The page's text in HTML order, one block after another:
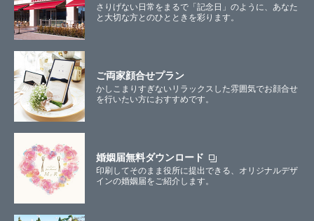
さりげない日常をまるで「記念日」のように、あなた
と大切な方とのひとときを彩ります。
ご両家顔合せプラン
かしこまりすぎないリラックスした雰囲気でお顔合せ
を行いたい方におすすめです。
婚姻届無料ダウンロード
印刷してそのまま役所に提出できる、オリジナルデザ
インの婚姻届をご紹介します。